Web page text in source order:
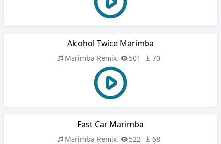
Alcohol Twice Marimba
Marimba Remix 501 70
Fast Car Marimba
Marimba Remix 522 68